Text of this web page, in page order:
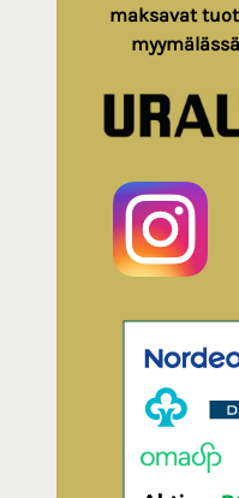
maksavat